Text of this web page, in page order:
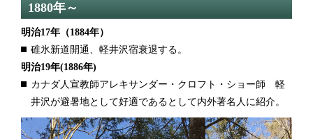
1880年～
明治17年 （1884年）
碓氷新道開通、軽井沢宿衰退する。
明治19年(1886年)
カナダ人宣教師アレキサンダー・クロフト・ショー師 軽
井沢が避暑地として好適であるとして内外著名人に紹介。